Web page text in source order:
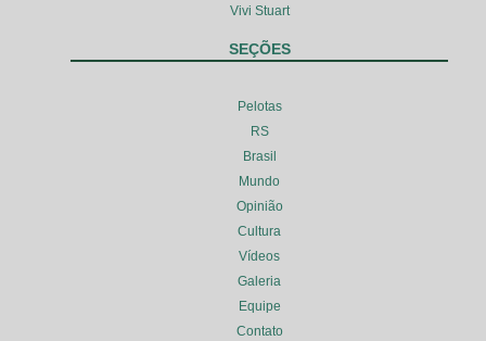
Vivi Stuart
SEÇÕES
Pelotas
RS
Brasil
Mundo
Opinião
Cultura
Vídeos
Galeria
Equipe
Contato